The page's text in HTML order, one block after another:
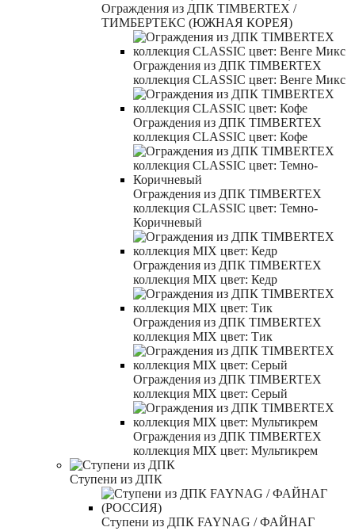
Ограждения из ДПК TIMBERTEX /
ТИМБЕРТЕКС (ЮЖНАЯ КОРЕЯ)
Ограждения из ДПК TIMBERTEX
коллекция CLASSIC цвет: Венге Микс
Ограждения из ДПК TIMBERTEX
коллекция CLASSIC цвет: Кофе
Ограждения из ДПК TIMBERTEX
коллекция CLASSIC цвет: Темно-
Коричневый
Ограждения из ДПК TIMBERTEX
коллекция MIX цвет: Кедр
Ограждения из ДПК TIMBERTEX
коллекция MIX цвет: Тик
Ограждения из ДПК TIMBERTEX
коллекция MIX цвет: Серый
Ограждения из ДПК TIMBERTEX
коллекция MIX цвет: Мультикрем
Ступени из ДПК
Ступени из ДПК FAYNAG / ФАЙНАГ